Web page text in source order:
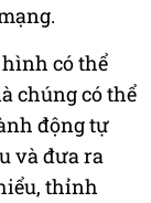
hình có thể
chúng có thể
động tự
và đưa ra
thỉnh